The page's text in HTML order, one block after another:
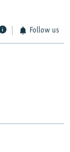
Follow us